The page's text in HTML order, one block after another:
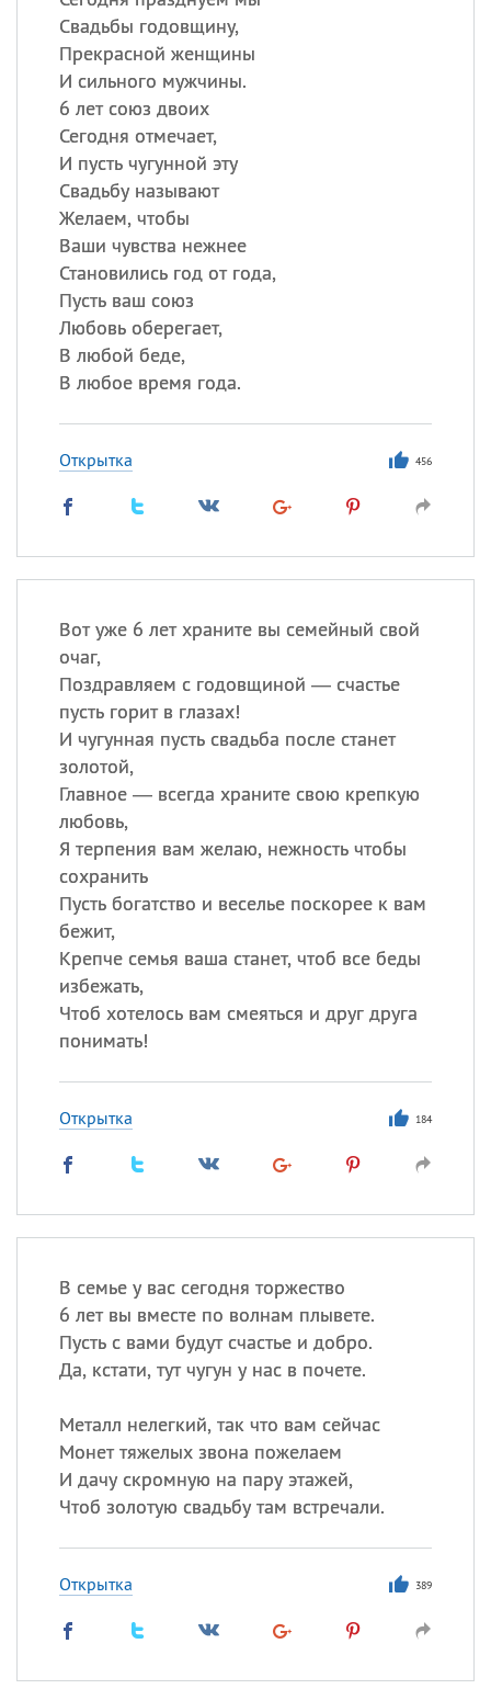
Свадьбы годовщину,
Прекрасной женщины
И сильного мужчины.
6 лет союз двоих
Сегодня отмечает,
И пусть чугунной эту
Свадьбу называют
Желаем, чтобы
Ваши чувства нежнее
Становились год от года,
Пусть ваш союз
Любовь оберегает,
В любой беде,
В любое время года.
Открытка 456
Вот уже 6 лет храните вы семейный свой
очаг,
Поздравляем с годовщиной — счастье
пусть горит в глазах!
И чугунная пусть свадьба после станет
золотой,
Главное — всегда храните свою крепкую
любовь,
Я терпения вам желаю, нежность чтобы
сохранить
Пусть богатство и веселье поскорее к вам
бежит,
Крепче семья ваша станет, чтоб все беды
избежать,
Чтоб хотелось вам смеяться и друг друга
понимать!
Открытка 184
В семье у вас сегодня торжество
6 лет вы вместе по волнам плывете.
Пусть с вами будут счастье и добро.
Да, кстати, тут чугун у нас в почете.
Металл нелегкий, так что вам сейчас
Монет тяжелых звона пожелаем
И дачу скромную на пару этажей,
Чтоб золотую свадьбу там встречали.
Открытка 389